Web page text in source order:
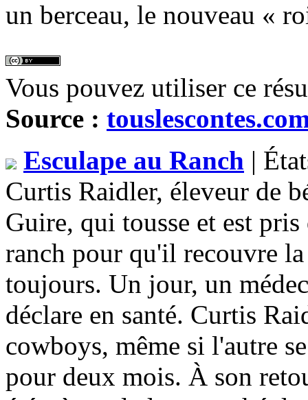
un berceau, le nouveau «
Vous pouvez utiliser ce
Source :
Esculape au Ranch |
Curtis Raidler, éleveur de
Guire, qui tousse et est
ranch pour qu'il recouvre
toujours. Un jour, un
déclare en santé. Curtis
cowboys, même si l'autre
pour deux mois. À son